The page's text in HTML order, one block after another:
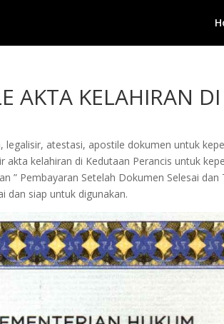
AKTA KELAHIRAN
atestasi, apostile dokumen untuk
kelahiran di Kedutaan Perancis untuk
” Pembayaran Setelah Dokumen Selesai
dan siap untuk digunakan.